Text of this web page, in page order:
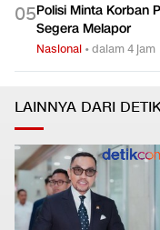
05Polisi Minta Korban
Segera Melapor
Nasional •dalam 4 jam
LAINNYA DARI